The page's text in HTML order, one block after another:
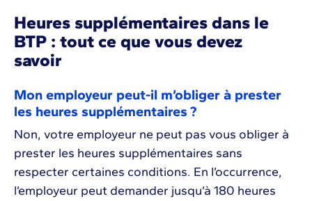
Heures supplémentaires dans le
BTP : tout ce que vous devez
savoir
Mon employeur peut-il m’obliger à prester
les heures supplémentaires ?
Non, votre employeur ne peut pas vous obliger à
prester les heures supplémentaires sans
respecter certaines conditions. En l’occurrence,
l’employeur peut demander jusqu’à 180 heures